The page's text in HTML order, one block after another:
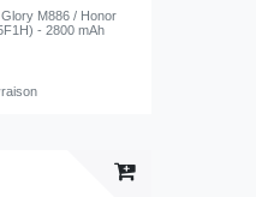
M886 / Honor
- 2800 mAh